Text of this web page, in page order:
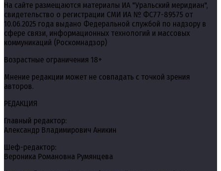
На сайте размещаются материалы ИА "Уральский меридиан",
свидетельство о регистрации СМИ ИА № ФС77-89575 от
10.06.2025 года выдано Федеральной службой по надзору в
сфере связи, информационных технологий и массовых
коммуникаций (Роскомнадзор)
Возрастные ограничения 18+
Мнение редакции может не совпадать с точкой зрения
авторов.
РЕДАКЦИЯ
Главный редактор:
Александр Владимирович Аникин
Шеф-редактор:
Вероника Романовна Румянцева